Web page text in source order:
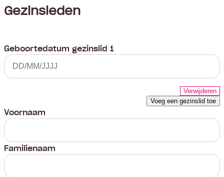
Gezinsleden
Geboortedatum gezinslid 1
Verwijderen
Voeg een gezinslid toe
Voornaam
Familienaam